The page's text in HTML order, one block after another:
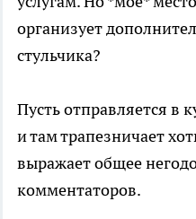
организует
стульчика?
Пусть отправляется в
и там трапезничает
выражает общее
комментаторов.